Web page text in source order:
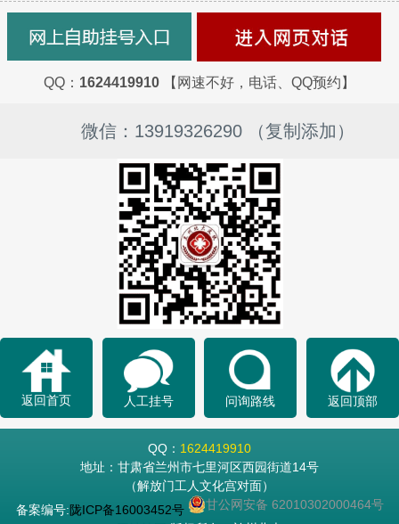
QQ： 1624419910 【网速不好，电话、QQ预约】
微信：13919326290 （复制添加）
返回首页 人工挂号 问询路线 返回顶部
QQ： 1624419910
地址：甘肃省兰州市七里河区西园街道14号
（解放门工人文化宫对面）
备案编号:陇ICP备16003452号
甘公网安备 62010302000464号